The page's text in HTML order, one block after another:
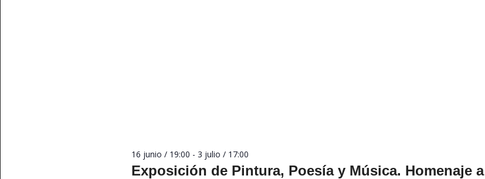
Exposición de Pintura, Poesía y Música. Homenaje a
16 junio / 19:00 -3 julio / 17:00